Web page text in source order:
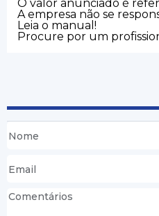
O valor anunciado é
A empresa não se
Leia o manual!
Procure por um